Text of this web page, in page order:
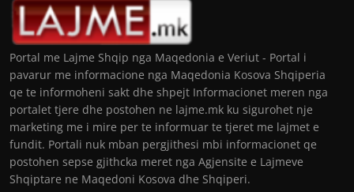
Portal me Lajme Shqip nga Maqedonia e Veriut - Portal i
pavarur me informacione nga Maqedonia Kosova Shqiperia
qe te informoheni sakt dhe shpejt Informacionet meren nga
portalet tjere dhe postohen ne lajme.mk ku sigurohet nje
marketing me i mire per te informuar te tjeret me lajmet e
fundit. Portali nuk mban pergjithesi mbi informacionet qe
postohen sepse gjithcka meret nga Agjensite e Lajmeve
Shqiptare ne Maqedoni Kosova dhe Shqiperi.